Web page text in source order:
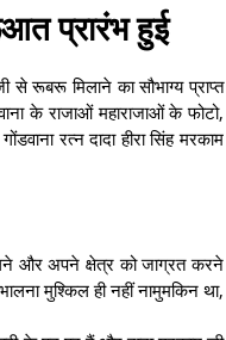
प्रारंभ हुई
से रूबरू मिलाने का सौभाग्य प्राप्त
के राजाओं महाराजाओं के फोटो,
रत्न दादा हीरा सिंह मरकाम
और अपने क्षेत्र को जाग्रत करने
मुश्किल ही नहीं नामुमकिन था,